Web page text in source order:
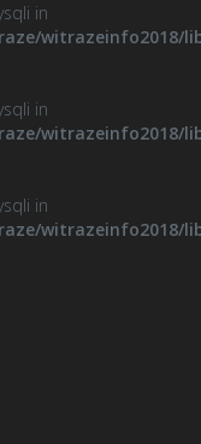
in
witrazeinfo2018/
in
witrazeinfo2018/
in
witrazeinfo2018/